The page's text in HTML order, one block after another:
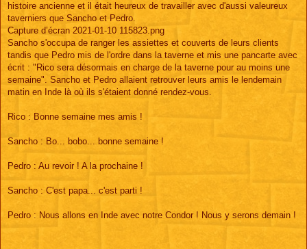
histoire ancienne et il était heureux de travailler avec d'aussi valeureux
taverniers que Sancho et Pedro.
Capture d’écran 2021-01-10 115823.png
Sancho s'occupa de ranger les assiettes et couverts de leurs clients
tandis que Pedro mis de l'ordre dans la taverne et mis une pancarte avec
écrit : "Rico sera désormais en charge de la taverne pour au moins une
semaine". Sancho et Pedro allaient retrouver leurs amis le lendemain
matin en Inde là où ils s'étaient donné rendez-vous.
Rico : Bonne semaine mes amis !
Sancho : Bo... bobo... bonne semaine !
Pedro : Au revoir ! A la prochaine !
Sancho : C'est papa... c'est parti !
Pedro : Nous allons en Inde avec notre Condor ! Nous y serons demain !